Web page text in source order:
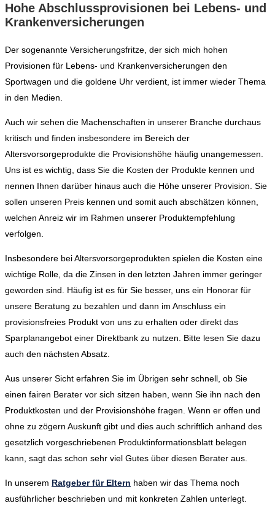
Hohe Abschlussprovisionen bei Lebens- und
Krankenversicherungen
Der sogenannte Versicherungsfritze, der sich mich hohen
Provisionen für Lebens- und Krankenversicherungen den
Sportwagen und die goldene Uhr verdient, ist immer wieder Thema
in den Medien.
Auch wir sehen die Machenschaften in unserer Branche durchaus
kritisch und finden insbesondere im Bereich der
Altersvorsorgeprodukte die Provisionshöhe häufig unangemessen.
Uns ist es wichtig, dass Sie die Kosten der Produkte kennen und
nennen Ihnen darüber hinaus auch die Höhe unserer Provision. Sie
sollen unseren Preis kennen und somit auch abschätzen können,
welchen Anreiz wir im Rahmen unserer Produktempfehlung
verfolgen.
Insbesondere bei Altersvorsorgeprodukten spielen die Kosten eine
wichtige Rolle, da die Zinsen in den letzten Jahren immer geringer
geworden sind. Häufig ist es für Sie besser, uns ein Honorar für
unsere Beratung zu bezahlen und dann im Anschluss ein
provisionsfreies Produkt von uns zu erhalten oder direkt das
Sparplanangebot einer Direktbank zu nutzen. Bitte lesen Sie dazu
auch den nächsten Absatz.
Aus unserer Sicht erfahren Sie im Übrigen sehr schnell, ob Sie
einen fairen Berater vor sich sitzen haben, wenn Sie ihn nach den
Produktkosten und der Provisionshöhe fragen. Wenn er offen und
ohne zu zögern Auskunft gibt und dies auch schriftlich anhand des
gesetzlich vorgeschriebenen Produktinformationsblatt belegen
kann, sagt das schon sehr viel Gutes über diesen Berater aus.
In unserem Ratgeber für Eltern haben wir das Thema noch
ausführlicher beschrieben und mit konkreten Zahlen unterlegt.